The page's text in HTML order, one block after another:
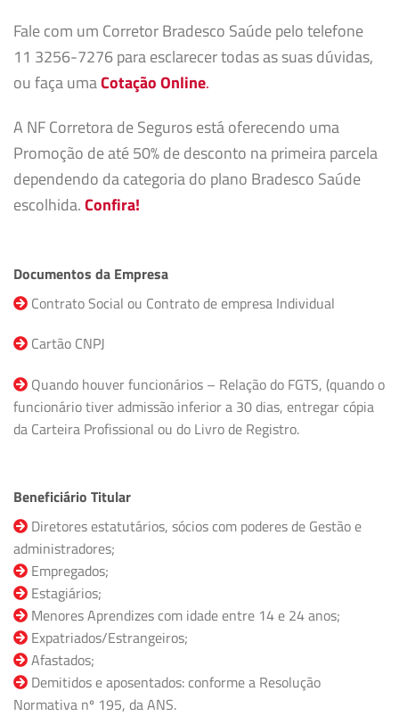
Fale com um Corretor Bradesco Saúde pelo telefone
11 3256-7276 para esclarecer todas as suas dúvidas,
ou faça umaCotação Online.
A NF Corretora de Seguros está oferecendo uma
Promoção de até 50% de desconto na primeira parcela
dependendo da categoria do plano Bradesco Saúde
escolhida.Confira!
Documentos da Empresa
Contrato Social ou Contrato de empresa Individual
Cartão CNPJ
Quando houver funcionários – Relação do FGTS, (quando o
funcionário tiver admissão inferior a 30 dias, entregar cópia
da Carteira Profissional ou do Livro de Registro.
Beneficiário Titular
Diretores estatutários, sócios com poderes de Gestão e
administradores;
Empregados;
Estagiários;
Menores Aprendizes com idade entre 14 e 24 anos;
Expatriados/Estrangeiros;
Afastados;
Demitidos e aposentados: conforme a Resolução
Normativa nº 195, da ANS.